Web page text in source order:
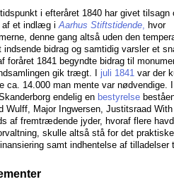
i efteråret 1840 har givet
af et indlæg iAarhus Stiftstidende, hvor
denne gang altså uden den
indsende bidrag og samtidig varsler et
foråret 1841 begyndte bidrag til
gik trægt. I juli 1841 var der
ca. 14.000 man mente var nødvendige.
endelig en bestyrelse
Wulff, Major Ingwersen, Justitsraad
af fremtrædende jyder, hvoraf flere
skulle altså stå for det
samt indhentelse af tilladelser